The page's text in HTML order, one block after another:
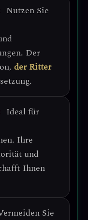
Nutzen Sie
. Der
der Ritter
Ideal für
. Ihre
und
Ihnen
Sie